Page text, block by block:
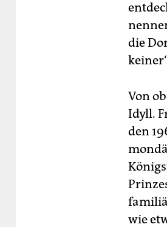
die
Von
Idyll.
den
wie